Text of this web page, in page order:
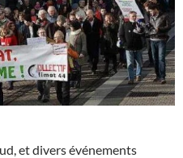
et divers événements